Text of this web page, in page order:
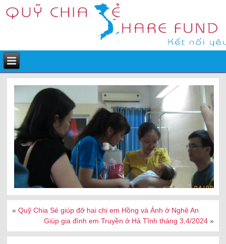
«Quỹ Chia Sẻ giúp đỡ hai chị em Hồng và Ánh ở Nghệ An
Giúp gia đình em Truyền ở Hà Tĩnh tháng 3,4/2024»